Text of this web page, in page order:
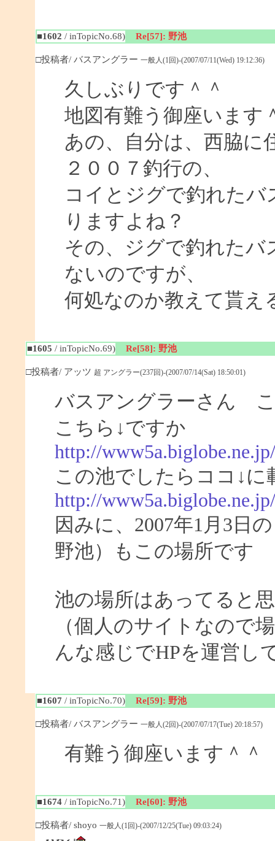
■1602 / inTopicNo.68) Re[57]: 野池
□投稿者/ バスアングラー 一般人(1回)-(2007/07/11(Wed) 19:12:36)
久しぶりです＾＾
地図有難う御座います
あの、自分は、西脇に
２００７釣行の、
コイとジグで釣れたバ
りますよね？
その、ジグで釣れたバ
ないのですが、
何処なのか教えて貰え
■1605 / inTopicNo.69) Re[58]: 野池
□投稿者/ アッツ 超 アングラー(237回)-(2007/07/14(Sat) 18:50:01)
バスアングラーさん
こちら↓ですか
http://
この池でしたらココ↓に
http://
因みに、2007年1月3日
野池）もこの場所です
池の場所はあってると
（個人のサイトなので
んな感じでHPを運営し
■1607 / inTopicNo.70) Re[59]: 野池
□投稿者/ バスアングラー 一般人(2回)-(2007/07/17(Tue) 20:18:57)
有難う御座います＾＾
■1674/ inTopicNo.71) Re[60]: 野池
□投稿者/ shoyo 一般人(1回)-(2007/12/25(Tue) 09:03:24)